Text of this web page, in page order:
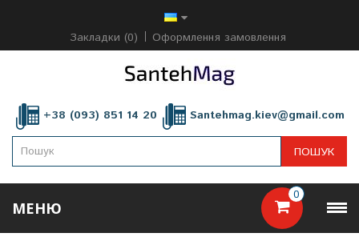
Закладки (0) Оформлення замовлення
+38 (093) 851 14 20 Santehmag.kiev@gmail.com
0
ПОШУК
МЕНЮ